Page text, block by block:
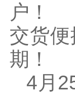
户！
交货
期！
4 月